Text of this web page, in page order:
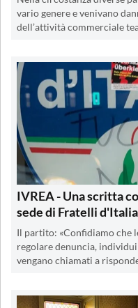
vario genere e venivano
dell’attività commerciale
IVREA - Una scritta
sede di Fratelli d'Italia
Il partito: «Confidiamo che
regolare denuncia,
vengano chiamati a